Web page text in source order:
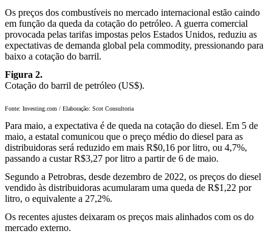
Os preços dos combustíveis no mercado internacional estão caindo
em função da queda da cotação do petróleo. A guerra comercial
provocada pelas tarifas impostas pelos Estados Unidos, reduziu as
expectativas de demanda global pela commodity, pressionando para
baixo a cotação do barril.
Figura 2.
Cotação do barril de petróleo (US$).
Fonte: Investing.com / Elaboração: Scot Consultoria
Para maio, a expectativa é de queda na cotação do diesel. Em 5 de
maio, a estatal comunicou que o preço médio do diesel para as
distribuidoras será reduzido em mais R$0,16 por litro, ou 4,7%,
passando a custar R$3,27 por litro a partir de 6 de maio.
Segundo a Petrobras, desde dezembro de 2022, os preços do diesel
vendido às distribuidoras acumularam uma queda de R$1,22 por
litro, o equivalente a 27,2%.
Os recentes ajustes deixaram os preços mais alinhados com os do
mercado externo.